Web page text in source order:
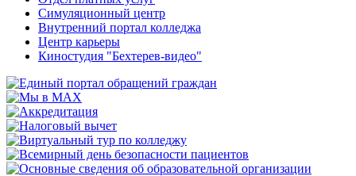
Симуляционный центр
Внутренний портал колледжа
Центр карьеры
Киностудия "Бехтерев-видео"